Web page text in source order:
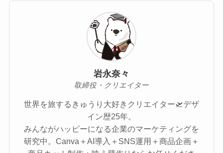
岩永奈々
取締役・クリエイター
世界を旅するきゅうり大好きクリエイター🛫デザ
イン歴25年。
みんながハッピーになる企業のマーケティングを
研究中。Canva＋AI導入＋SNS運用＋商品企画＋